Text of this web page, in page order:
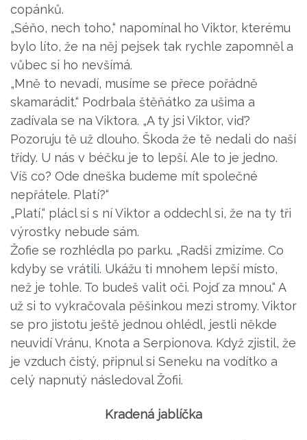
copánků.
„Séňo, nech toho,“ napomínal ho Viktor, kterému
bylo líto, že na něj pejsek tak rychle zapomněl a
vůbec si ho nevšímá.
„Mně to nevadí, musíme se přece pořádně
skamarádit.“ Podrbala štěňátko za ušima a
zadívala se na Viktora. „A ty jsi Viktor, viď?
Pozoruju tě už dlouho. Škoda že tě nedali do naší
třídy. U nás v béčku je to lepší. Ale to je jedno.
Víš co? Ode dneška budeme mít společné
nepřátele. Platí?“
„Platí,“ plácl si s ní Viktor a oddechl si, že na ty tři
výrostky nebude sám.
Žofie se rozhlédla po parku. „Radši zmizíme. Co
kdyby se vrátili. Ukážu ti mnohem lepší místo,
než je tohle. To budeš valit oči. Pojď za mnou.“ A
už si to vykračovala pěšinkou mezi stromy. Viktor
se pro jistotu ještě jednou ohlédl, jestli někde
neuvidí Vránu, Knota a Serpionova. Když zjistil, že
je vzduch čistý, připnul si Seneku na vodítko a
celý napnutý následoval Žofii.
Kradená jablíčka